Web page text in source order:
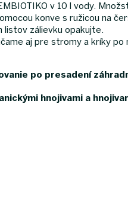
v 10 l vody.
konve s ružicou na
listov zálievku opakujte.
aj pre stromy a kríky
po presadení
hnojivami a